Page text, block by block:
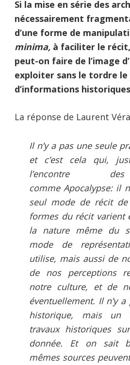
Si la mise en série des
nécessairement
d’une forme de
minima, à faciliter le
peut-on faire de l’image
exploiter sans le tordre
d’informations
La réponse de Laurent
Il n’y a pas une seule
et c’est cela qui,
l’encontre
comme Apocalypse: il
seul mode de récit de
formes du récit varient
la nature même du
mode de
utilise, mais aussi de
de nos perceptions
notre culture, et de
éventuellement. Il n’y
historique, mais un
travaux historiques
donnée. Et on sait
mêmes sources